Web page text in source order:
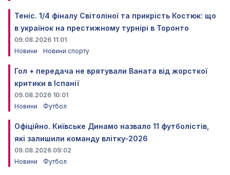
Теніс. 1/4 фіналу Світоліної та прикрість Костюк: що
в українок на престижному турнірі в Торонто
09.08.2026 11:01
Новини
Новини спорту
Гол + передача не врятували Ваната від жорсткої
критики в Іспанії
09.08.2026 10:01
Новини
Футбол
Офіційно. Київське Динамо назвало 11 футболістів,
які залишили команду влітку-2026
09.08.2026 09:02
Новини
Футбол